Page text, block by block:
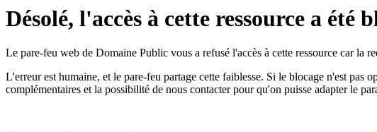
Désolé, l'accès à cette ressource a été
Le pare-feu web de Domaine Public vous a refusé l'accès à cette ressource car la
L'erreur est humaine, et le pare-feu partage cette faiblesse. Si le blocage n'est pas
complémentaires et la possibilité de nous contacter pour qu'on puisse adapter le